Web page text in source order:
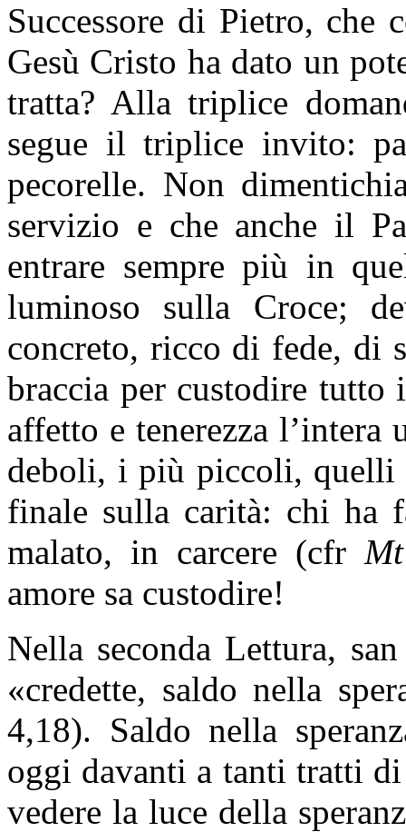
Successore di Pietro, che
Gesù Cristo ha dato un
tratta? Alla triplice
segue il triplice invito:
pecorelle. Non
servizio e che anche il
entrare sempre più in
luminoso sulla Croce;
concreto, ricco di fede, di
braccia per custodire
affetto e tenerezza
deboli, i più piccoli, quelli
finale sulla carità: chi ha
malato, in carcere (cfrMt
amore sa custodire!
Nella seconda Lettura,
«credette, saldo nella
4,18). Saldo nella
oggi davanti a tanti tratti
vedere la luce della